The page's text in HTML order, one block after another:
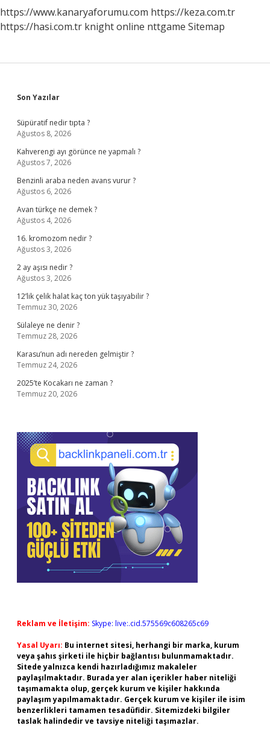
https://www.kanaryaforumu.com https://keza.com.tr
https://hasi.com.tr knight online nttgame Sitemap
Sidebar
Son Yazılar
Süpüratif nedir tıpta ?
Ağustos 8, 2026
Kahverengi ayı görünce ne yapmalı ?
Ağustos 7, 2026
Benzinli araba neden avans vurur ?
Ağustos 6, 2026
Avan türkçe ne demek ?
Ağustos 4, 2026
16. kromozom nedir ?
Ağustos 3, 2026
2 ay aşısı nedir ?
Ağustos 3, 2026
12’lik çelik halat kaç ton yük taşıyabilir ?
Temmuz 30, 2026
Sülaleye ne denir ?
Temmuz 28, 2026
Karasu’nun adı nereden gelmiştir ?
Temmuz 24, 2026
2025’te Kocakarı ne zaman ?
Temmuz 20, 2026
Reklam ve İletişim: Skype: live:.cid.575569c608265c69
Yasal Uyarı: Bu internet sitesi, herhangi bir marka, kurum
veya şahıs şirketi ile hiçbir bağlantısı bulunmamaktadır.
Sitede yalnızca kendi hazırladığımız makaleler
paylaşılmaktadır. Burada yer alan içerikler haber niteliği
taşımamakta olup, gerçek kurum ve kişiler hakkında
paylaşım yapılmamaktadır. Gerçek kurum ve kişiler ile isim
benzerlikleri tamamen tesadüfidir. Sitemizdeki bilgiler
taslak halindedir ve tavsiye niteliği taşımazlar.